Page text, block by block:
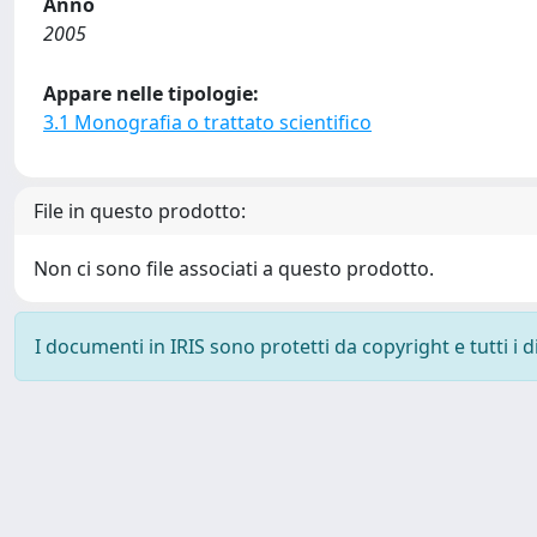
2005
Appare nelle tipologie:
3.1 Monografia o trattato scientifico
File in questo prodotto:
Non ci sono file associati a questo prodotto.
I documenti in IRIS sono protetti da copyright e tutti i